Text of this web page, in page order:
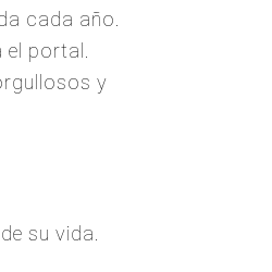
cada año.
portal.
y
su vida.